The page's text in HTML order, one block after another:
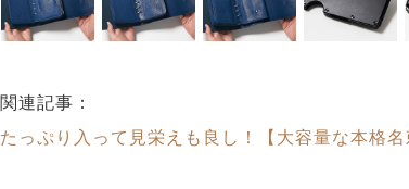
関連記事：
たっぷり入って見栄えも良し！【大容量な本格名